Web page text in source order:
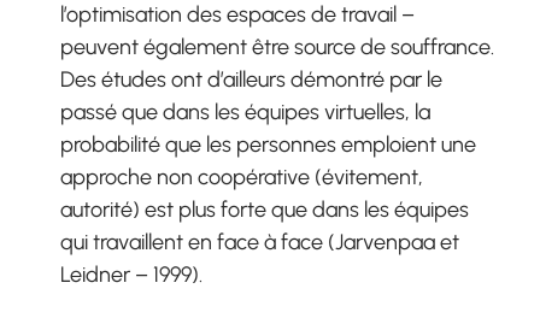
l’optimisation des espaces de travail –
peuvent également être source de souffrance.
Des études ont d’ailleurs démontré par le
passé que dans les équipes virtuelles, la
probabilité que les personnes emploient une
approche non coopérative (évitement,
autorité) est plus forte que dans les équipes
qui travaillent en face à face (Jarvenpaa et
Leidner – 1999).